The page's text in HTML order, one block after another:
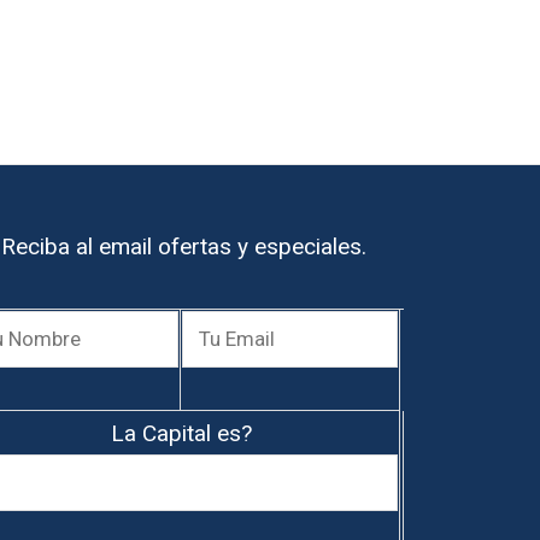
Reciba al email ofertas y especiales.
La Capital es?